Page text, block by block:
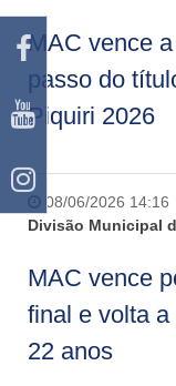
MAC vence
passo do
Piquiri 2026
08/06/2026 14:16
Divisão Municipal
MAC vence
final e volta
22 anos